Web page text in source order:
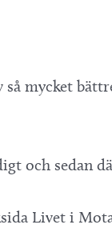
mycket
och sedan
Livet i